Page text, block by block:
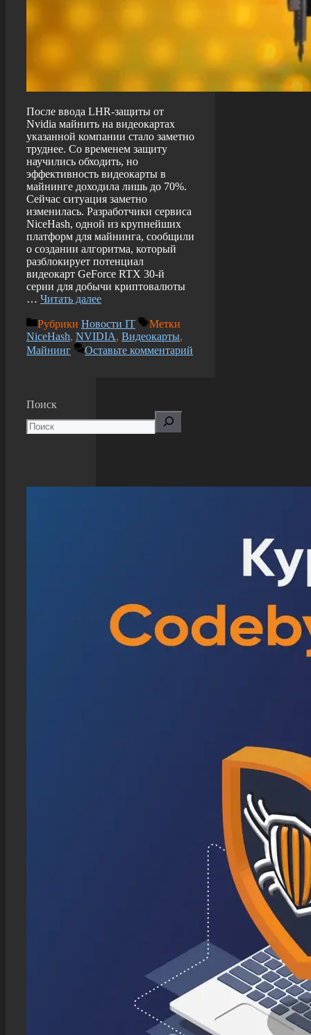
После ввода LHR-защиты от
Nvidia майнить на видеокартах
указанной компании стало заметно
труднее. Со временем защиту
научились обходить, но
эффективность видеокарты в
майнинге доходила лишь до 70%.
Сейчас ситуация заметно
изменилась. Разработчики сервиса
NiceHash, одной из крупнейших
платформ для майнинга, сообщили
о создании алгоритма, который
разблокирует потенциал
видеокарт GeForce RTX 30-й
серии для добычи криптовалюты
… Читать далее
Рубрики Новости IT
Метки
NiceHash, NVIDIA, Видеокарты,
Майнинг
Оставьте комментарий
Поиск